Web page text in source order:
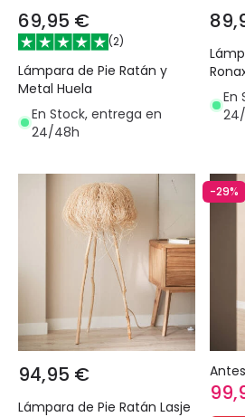
69,95 €
(2)
Lámpara de Pie Ratán y
Metal Huela
En Stock, entrega en
24/48h
En
94,95 €
Lámpara de Pie Ratán Lasje
-29%
Antes